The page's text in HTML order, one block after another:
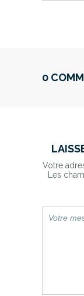
0
Votre
Les